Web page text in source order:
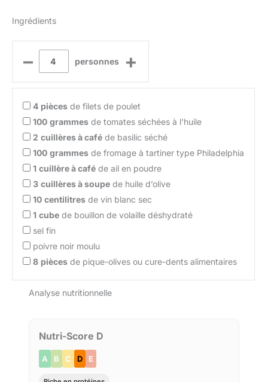
Ingrédients
– personnes +
4 pièces de filets de poulet
100 grammes de tomates séchées à l’huile
2 cuillères à café de basilic séché
100 grammes de fromage à tartiner type Philadelphia
1 cuillère à café de ail en poudre
3 cuillères à soupe de huile d’olive
10 centilitres de vin blanc sec
1 cube de bouillon de volaille déshydraté
sel fin
poivre noir moulu
8 pièces de pique-olives ou cure-dents alimentaires
Analyse nutritionnelle
Nutri-Score D
A B C D E